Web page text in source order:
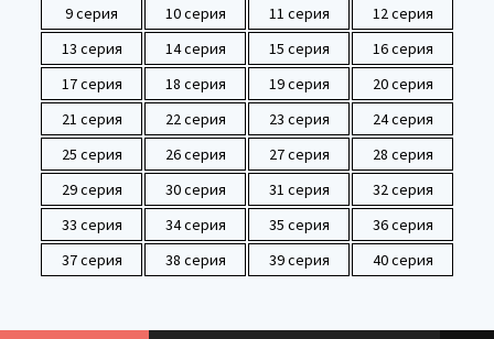
9 серия
10 серия 11 серия
12 серия
13 серия
14 серия 15 серия
16 серия
17 серия
18 серия 19 серия
20 серия
21 серия
22 серия 23 серия
24 серия
25 серия
26 серия 27 серия
28 серия
29 серия
30 серия 31 серия
32 серия
33 серия
34 серия 35 серия
36 серия
37 серия
38 серия 39 серия 40 серия